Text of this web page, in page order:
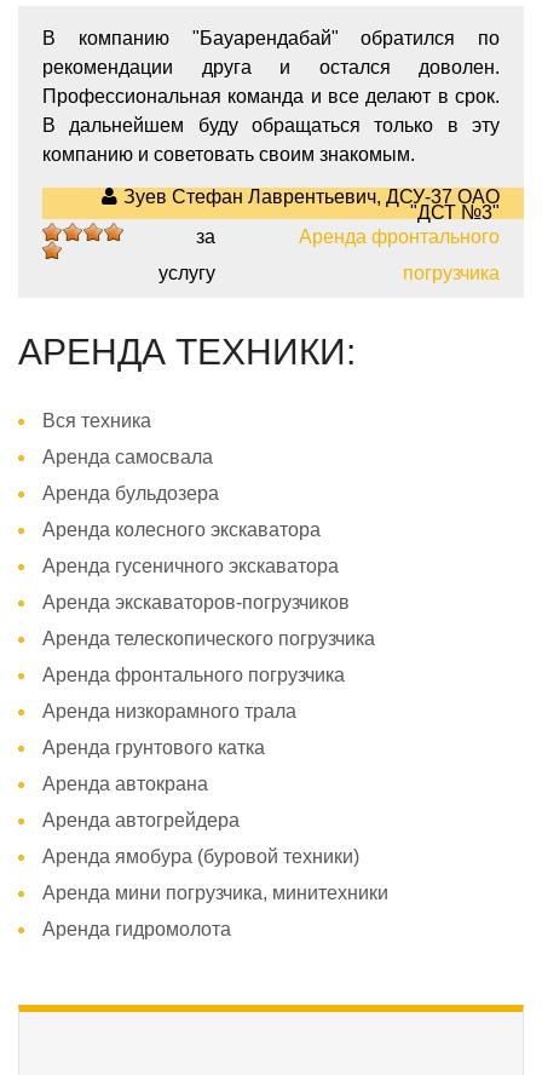
В компанию "Бауарендабай" обратился по
рекомендации друга и остался доволен.
Профессиональная команда и все делают в срок.
В дальнейшем буду обращаться только в эту
компанию и советовать своим знакомым.
Зуев Стефан Лаврентьевич, ДСУ-37 ОАО
"ДСТ №3"
5
за
услугу
Аренда фронтального
погрузчика
АРЕНДА ТЕХНИКИ:
Вся техника
Аренда самосвала
Аренда бульдозера
Аренда колесного экскаватора
Аренда гусеничного экскаватора
Аренда экскаваторов-погрузчиков
Аренда телескопического погрузчика
Аренда фронтального погрузчика
Аренда низкорамного трала
Аренда грунтового катка
Аренда автокрана
Аренда автогрейдера
Аренда ямобура (буровой техники)
Аренда мини погрузчика, минитехники
Аренда гидромолота